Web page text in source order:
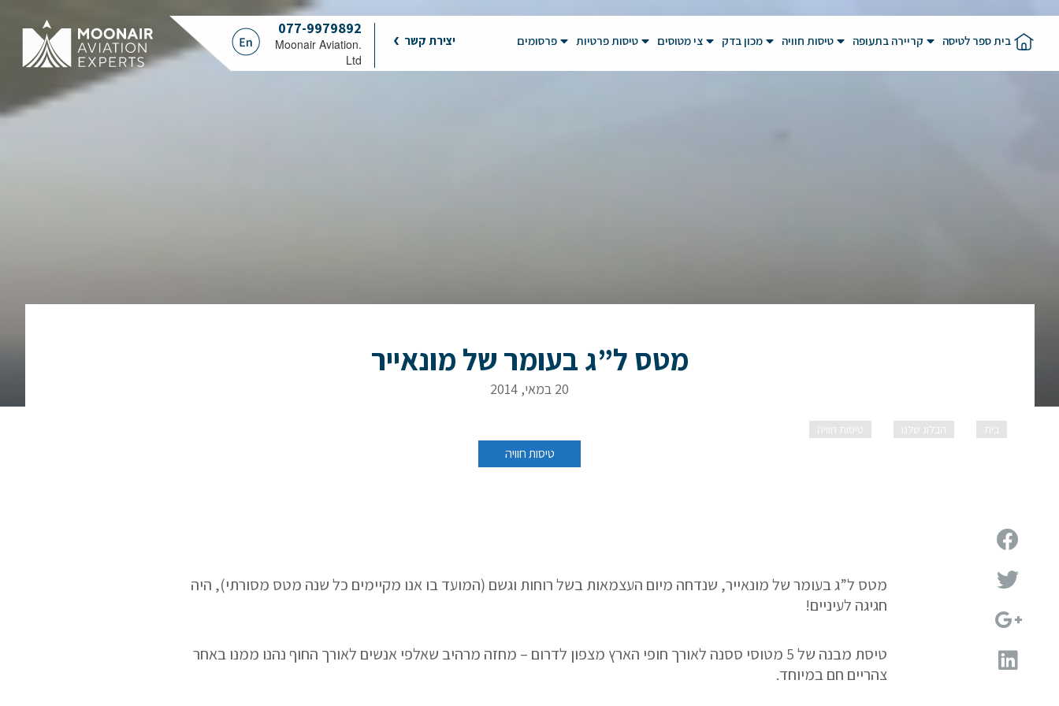
בית ספר לטיסה קריירה בתעופה טיסות חוויה מכון בדק צי מטוסים טיסות פרטיות פרסומים יצירת קשר
077-9979892
.Moonair Aviation
Ltd
מטס ל”ג בעומר של מונאייר
20 במאי, 2014
בית הבלוג שלנו טיסות חוויה
טיסות חוויה
מטס ל”ג בעומר של מונאייר, שנדחה מיום העצמאות בשל רוחות וגשם (המועד בו אנו מקיימים כל שנה מטס מסורתי), היה
חגיגה לעיניים!
טיסת מבנה של 5 מטוסי ססנה לאורך חופי הארץ מצפון לדרום – מחזה מרהיב שאלפי אנשים לאורך החוף נהנו ממנו באחר
צהריים חם במיוחד.